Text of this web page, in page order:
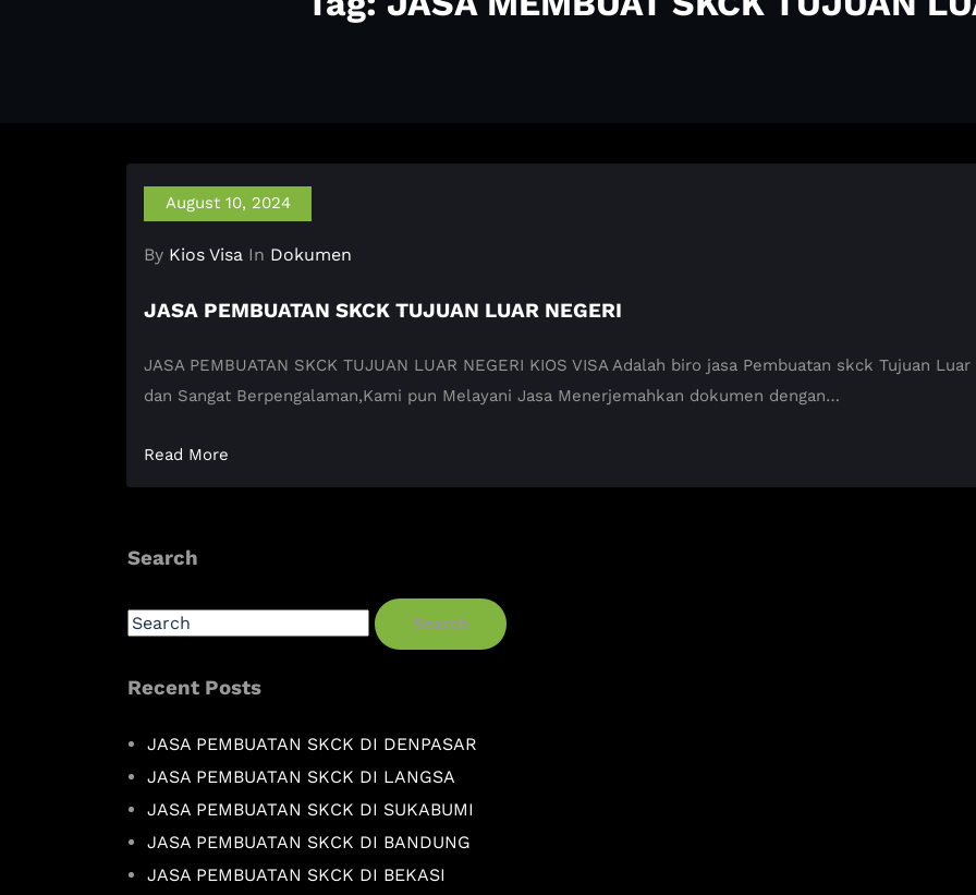
August 10, 2024
By Kios Visa In Dokumen
JASA PEMBUATAN SKCK TUJUAN LUAR NEGERI
JASA PEMBUATAN SKCK TUJUAN LUAR NEGERI KIOS VISA Adalah biro jasa Pembuatan skck Tujuan
dan Sangat Berpengalaman,Kami pun Melayani Jasa Menerjemahkan dokumen dengan…
Read More
Search
Search
Recent Posts
JASA PEMBUATAN SKCK DI DENPASAR
JASA PEMBUATAN SKCK DI LANGSA
JASA PEMBUATAN SKCK DI SUKABUMI
JASA PEMBUATAN SKCK DI BANDUNG
JASA PEMBUATAN SKCK DI BEKASI